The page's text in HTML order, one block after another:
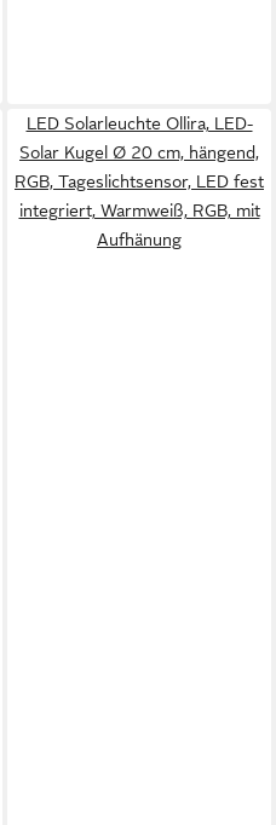
LED Solarleuchte Ollira, LED-
Solar Kugel Ø 20 cm, hängend,
RGB, Tageslichtsensor, LED fest
integriert, Warmweiß, RGB, mit
Aufhänung